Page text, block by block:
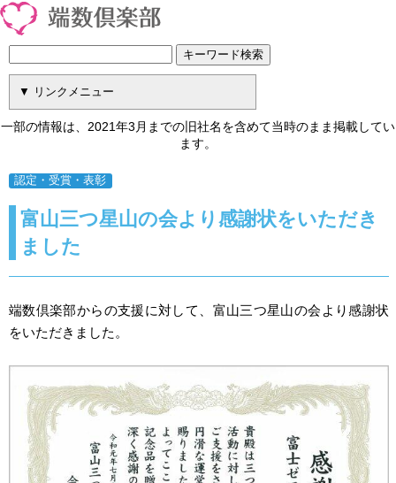
一部の情報は、2021年3月までの旧社名を含めて当時のまま掲載してい
ます。
認定・受賞・表彰
富山三つ星山の会より感謝状をいただき
ました
端数倶楽部からの支援に対して、富山三つ星山の会より感謝状
をいただきました。